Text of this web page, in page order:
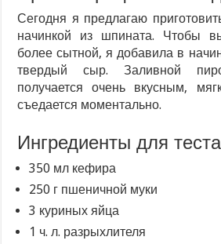
Сегодня я предлагаю
начинкой из шпината. Чтобы
более сытной, я добавила в
твердый сыр. Заливной
получается очень вкусным,
съедается моментально.
Ингредиенты для теста
350 мл кефира
250 г пшеничной муки
3 куриных яйца
1 ч. л. разрыхлителя